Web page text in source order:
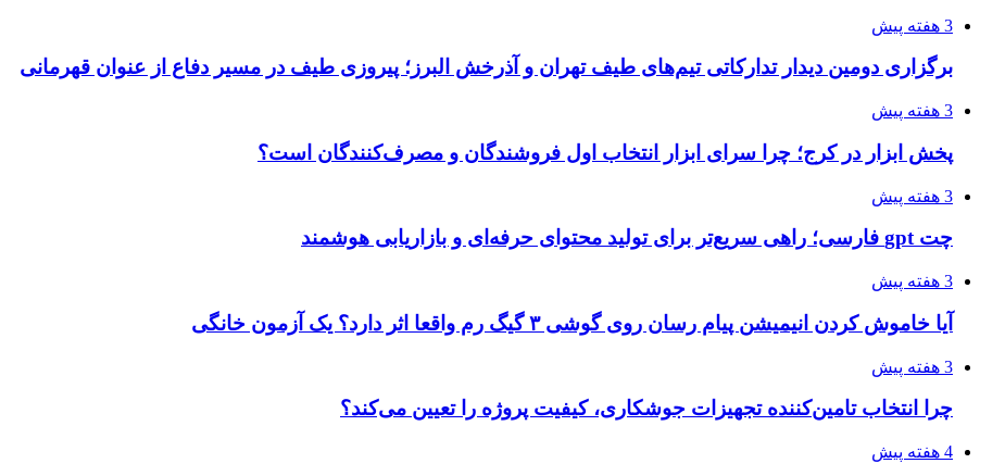
3 هفته پیش
برگزاری دومین دیدار تدارکاتی تیم‌های طیف تهران و آذرخش البرز؛ پیروزی طیف در مسیر دفاع از عنوان قهرمانی
3 هفته پیش
پخش ابزار در کرج؛ چرا سرای ابزار انتخاب اول فروشندگان و مصرف‌کنندگان است؟
3 هفته پیش
چت gpt فارسی؛ راهی سریع‌تر برای تولید محتوای حرفه‌ای و بازاریابی هوشمند
3 هفته پیش
آیا خاموش کردن انیمیشن پیام رسان روی گوشی ۳ گیگ رم واقعا اثر دارد؟ یک آزمون خانگی
3 هفته پیش
چرا انتخاب تامین‌کننده تجهیزات جوشکاری، کیفیت پروژه را تعیین می‌کند؟
4 هفته پیش